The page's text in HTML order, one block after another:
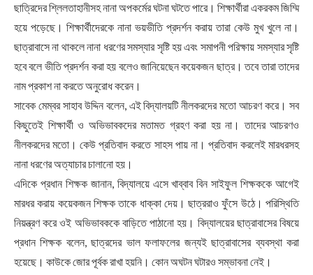
ছাত্রিদের শ্লিলতাহানীসহ নানা অপকর্মের ঘটনা ঘটতে পারে। শিক্ষার্থীরা একরকম জিম্মি
হয়ে পড়েছে। শিক্ষার্থীদেরকে নানা ভয়ভীতি প্রদর্শন করায় তারা কেউ মুখ খুলে না।
ছাত্রাবাসে না থাকলে নানা ধরণের সমস্যার সৃষ্টি হয় এবং সমাপনী পরিক্ষায় সমস্যার সৃষ্টি
হবে বলে ভীতি প্রদর্শন করা হয় বলেও জানিয়েছেন কয়েকজন ছাত্র। তবে তারা তাদের
নাম প্রকাশ না করতে অনুরোধ করেন।
সাবেক মেম্বর সাহাব উদ্দিন বলেন, এই বিদ্যালয়টি নীলকরদের মতো আচরণ করে। সব
কিছুতেই শিক্ষার্থী ও অভিভাবকদের মতামত গ্রহণ করা হয় না। তাদের আচরণও
নীলকরদের মতো। কেউ প্রতিবাদ করতে সাহস পায় না। প্রতিবাদ করলেই মারধরসহ
নানা ধরণের অত্যাচার চালানো হয়।
এদিকে প্রধান শিক্ষক জানান, বিদ্যালয়ে এসে খাব্বাব বিন সাইফুল শিক্ষককে আগেই
মারধর করায় কয়েকজন শিক্ষক তাকে ধাক্কা দেয়। ছাত্ররাও ফুঁসে উঠে। পরিস্থিতি
নিয়ন্ত্রণ করে ওই অভিভাবককে বাড়িতে পাঠানো হয়। বিদ্যালয়ের ছাত্রাবাসের বিষয়ে
প্রধান শিক্ষক বলেন, ছাত্রদের ভাল ফলাফলের জন্যই ছাত্রাবাসের ব্যবস্থা করা
হয়েছে। কাউকে জোর পূর্বক রাখা হয়নি। কোন অঘটন ঘটারও সম্ভাবনা নেই।